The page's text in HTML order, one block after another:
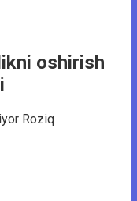
oshirish
Roziq